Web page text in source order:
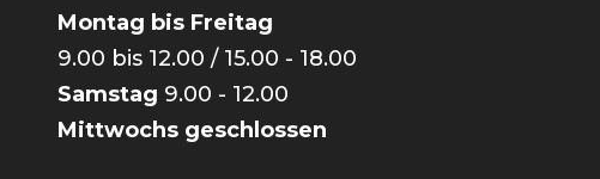
Montag bis Freitag
9.00 bis 12.00 / 15.00 - 18.00
Samstag 9.00 - 12.00
Mittwochs geschlossen